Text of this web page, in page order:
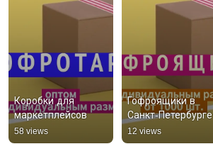
Коробки для
маркетплейсов
58 views
Гофроящики в
Санкт-Петербурге
12 views